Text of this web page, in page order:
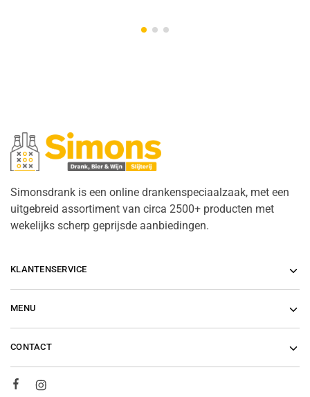
Simonsdrank is een online drankenspeciaalzaak, met een
uitgebreid assortiment van circa 2500+ producten met
wekelijks scherp geprijsde aanbiedingen.
KLANTENSERVICE
MENU
CONTACT